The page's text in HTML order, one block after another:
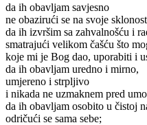
da ih obavljam savjesno
ne obazirući se na svoje
da ih izvršim sa zahvalnošću i
smatrajući velikom čašću što
koje mi je Bog dao, uporabiti i
da ih obavljam uredno i mirno,
umjereno i strpljivo
i nikada ne uzmaknem pred
da ih obavljam osobito u čistoj
odričući se sama sebe;